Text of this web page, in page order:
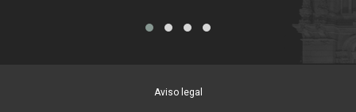
Aviso legal